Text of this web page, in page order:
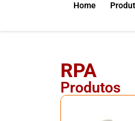
Home
RPA
Produtos